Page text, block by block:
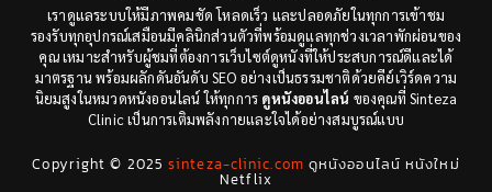
Documentary สารคดี(12)
Documentary สารคดี(3)
Drama ดราม่า(278)
Drama ดราม่า (29)
เราดูแลระบบให้มีภาพคมชัด โหลดเร็ว และปลอดภัยในทุกการเข้าชม
รองรับทุกอุปกรณ์เสมือนมีคลินิกส่วนตัวที่พร้อมดูแลทุกช่วงเวลาพักผ่อนของ
คุณ เหมาะสำหรับผู้ชมที่ต้องการเว็บไซต์ดูหนังที่ให้ประสบการณ์ดีและได้
มาตรฐาน พร้อมผลักดันอันดับ SEO อย่างเป็นธรรมชาติด้วยคีย์เวิร์ดความ
นิยมสูงในหมวดหนังออนไลน์ ให้ทุกการ ดูหนังออนไลน์ ของคุณที่ Sinteza
Clinic เป็นการเติมพลังกายและใจได้อย่างสมบูรณ์แบบ
Copyright © 2025sinteza-clinic.com ดูหนังออนไลน์ หนังใหม่
Netflix